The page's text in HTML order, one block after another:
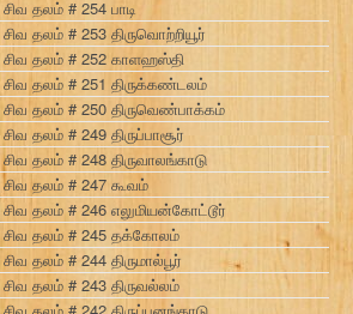
தலம் # 254 பாடி
தலம் # 253 திருவொற்றியூர்
சிவ தலம் # 252 காளஹஸ்தி
தலம் # 251 திருக்கண்டலம்
தலம் # 250 திருவெண்பாக்கம்
தலம் # 249 திருப்பாசூர்
தலம் # 248 திருவாலங்காடு
தலம் # 247 கூவம்
தலம் # 246 எலுமியன்கோட்டூர்
சிவ தலம் # 245 தக்கோலம்
தலம் # 244 திருமால்பூர்
தலம் # 243 திருவல்லம்